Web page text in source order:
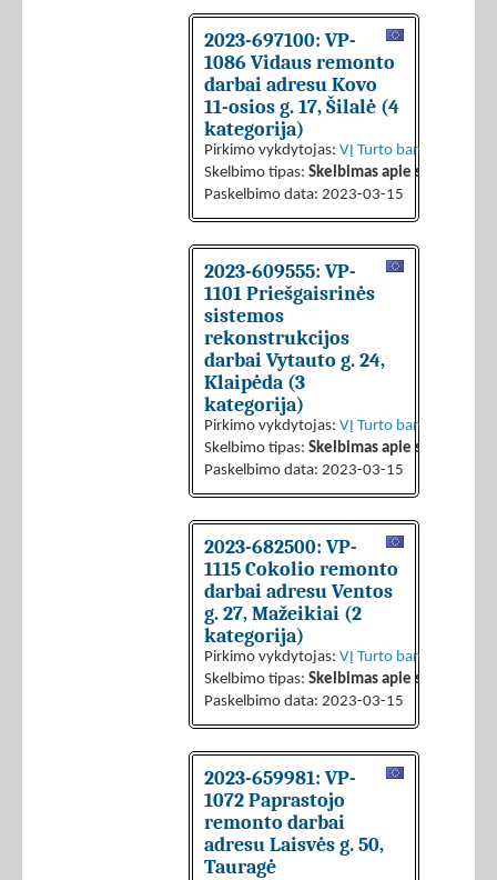
2023-697100: VP-
1086 Vidaus remonto
darbai adresu Kovo
11-osios g. 17, Šilalė (4
kategorija)
Pirkimo vykdytojas: VĮ Turto bankas
Skelbimo tipas: Skelbimas apie sutarties
Paskelbimo data: 2023-03-15
2023-609555: VP-
1101 Priešgaisrinės
sistemos
rekonstrukcijos
darbai Vytauto g. 24,
Klaipėda (3
kategorija)
Pirkimo vykdytojas: VĮ Turto bankas
Skelbimo tipas: Skelbimas apie sutarties
Paskelbimo data: 2023-03-15
2023-682500: VP-
1115 Cokolio remonto
darbai adresu Ventos
g. 27, Mažeikiai (2
kategorija)
Pirkimo vykdytojas: VĮ Turto bankas
Skelbimo tipas: Skelbimas apie sutarties
Paskelbimo data: 2023-03-15
2023-659981: VP-
1072 Paprastojo
remonto darbai
adresu Laisvės g. 50,
Tauragė